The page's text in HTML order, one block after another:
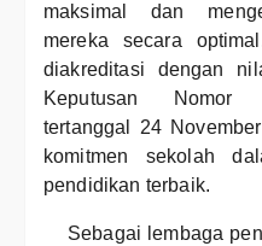
maksimal dan
mereka secara
diakreditasi dengan
Keputusan Nomor
tertanggal 24
komitmen sekolah
pendidikan terbaik.
Sebagai lembaga